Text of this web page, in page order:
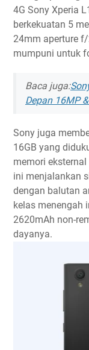
4G Sony Xperia
berkekuatan 5
24mm aperture
mumpuni untuk
Baca juga:
Depan 16MP
Sony juga
16GB yang
memori
ini menjalankan
dengan balutan
kelas menengah
2620mAh non-
dayanya.